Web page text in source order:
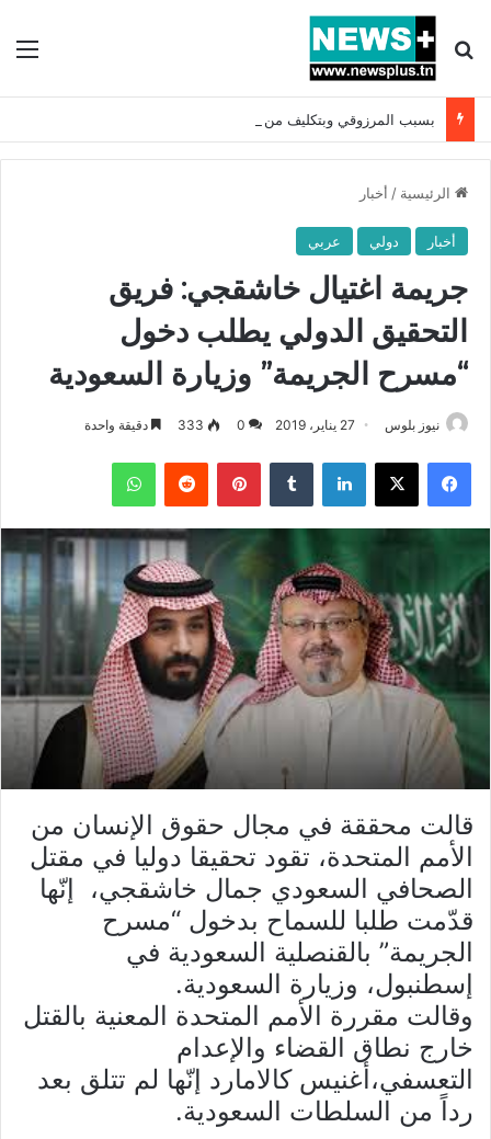
بحث عن
الرئيسية / أخبار
أخبار دولي عربي
جريمة اغتيال خاشقجي: فريق
التحقيق الدولي يطلب دخول
“مسرح الجريمة” وزيارة السعودية
نيوز بلوس 27 يناير، 2019 0
333 دقيقة واحدة
فيسبوك X لينكدإن بينتيريست واتساب
قالت محققة في مجال حقوق الإنسان من
الأمم المتحدة، تقود تحقيقا دوليا في مقتل
الصحافي السعودي جمال خاشقجي، إنّها
قدّمت طلبا للسماح بدخول “مسرح
الجريمة” بالقنصلية السعودية في
إسطنبول، وزيارة السعودية.
وقالت مقررة الأمم المتحدة المعنية بالقتل
خارج نطاق القضاء والإعدام
التعسفي،أغنيس كالامارد إنّها لم تتلق بعد
رداً من السلطات السعودية.